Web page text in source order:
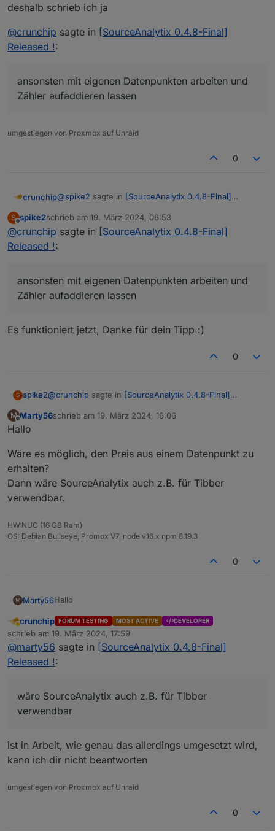
deshalb schrieb ich ja
@crunchip sagte in [SourceAnalytix 0.4.8-Final]
Released !:
ansonsten mit eigenen Datenpunkten arbeiten und
Zähler aufaddieren lassen
umgestiegen von Proxmox auf Unraid
0
crunchip@spike2 sagte in [SourceAnalytix 0.4.8-Final]
Ich logge doch mit dem Adapter den Datenpunkt
crunchip sagte in
[SourceAnalytix 0.4.8-Final]
Released !:
S spike2schrieb am 19. März 2024, 06:53
zuletzt editiert von
@crunchip sagte in [SourceAnalytix 0.4.8-Final]
Released !:
ansonsten mit eigenen Datenpunkten arbeiten und
Zähler aufaddieren lassen
Es funktioniert jetzt, Danke für dein Tipp :)
0
S spike2@crunchip sagte in [SourceAnalytix 0.4.8-Final]
Es funktioniert jetzt, Danke für dein Tipp :)
M
Offline
Marty56schrieb am 19. März 2024, 16:06
zuletzt editiert von
Hallo
Wäre es möglich, den Preis aus einem Datenpunkt zu
erhalten?
Dann wäre SourceAnalytix auch z.B. für Tibber
verwendbar.
HW:NUC (16 GB Ram)
OS: Debian Bullseye, Promox V7, node v16.x npm 8.19.3
0
M Marty56Hallo
Wäre es möglich, den Preis aus einem Datenpunkt zu
erhalten?
Dann wäre SourceAnalytix auch z.B. für Tibber
verwendbar.
Abwesend
crunchip FORUM TESTING MOST ACTIVE DEVELOPER
schrieb am 19. März 2024, 17:59
zuletzt editiert von
@marty56 sagte in [SourceAnalytix 0.4.8-Final]
Released !:
wäre SourceAnalytix auch z.B. für Tibber
verwendbar
ist in Arbeit, wie genau das allerdings umgesetzt wird,
kann ich dir nicht beantworten
umgestiegen von Proxmox auf Unraid
0